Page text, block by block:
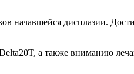
начавшейся дисплазии.
а также вниманию